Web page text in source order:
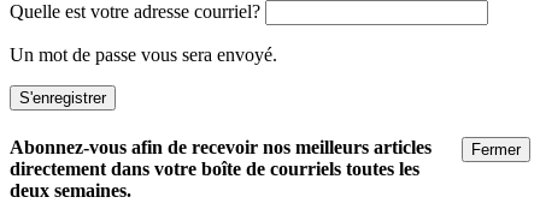
Quelle est votre adresse courriel?
Un mot de passe vous sera envoyé.
Fermer
Abonnez-vous afin de recevoir nos meilleurs articles
directement dans votre boîte de courriels toutes les
deux semaines.